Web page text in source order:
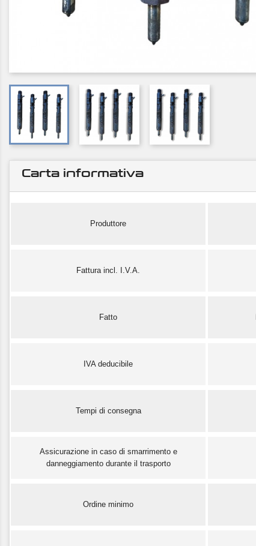
Carta informativa
Produttore
Fattura incl. I.V.A.
Fatto
IVA deducibile
Tempi di consegna
Assicurazione in caso di smarrimento e
danneggiamento durante il trasporto
Ordine minimo